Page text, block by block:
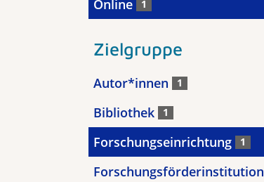
Online 1
Zielgruppe
Autor*innen 1
Bibliothek 1
Forschungseinrichtung 1
Forschungsförderinstitution